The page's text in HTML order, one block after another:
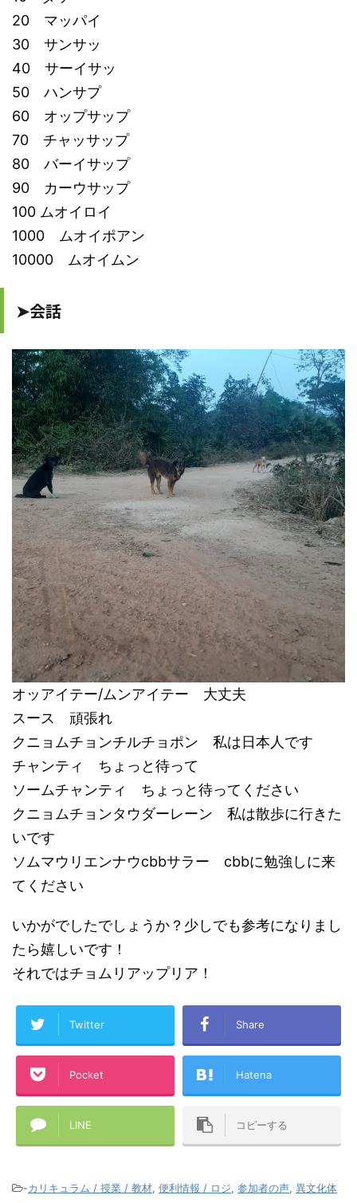
20 マッパイ
30 サンサッ
40 サーイサッ
50 ハンサプ
60 オップサップ
70 チャッサップ
80 バーイサップ
90 カーウサップ
100 ムオイロイ
1000 ムオイポアン
10000 ムオイムン
➤会話
オッアイテー/ムンアイテー 大丈夫
スース 頑張れ
クニョムチョンチルチョポン 私は日本人です
チャンティ ちょっと待って
ソームチャンティ ちょっと待ってください
クニョムチョンタウダーレーン 私は散歩に行きた
いです
ソムマウリエンナウcbbサラー cbbに勉強しに来
てください
いかがでしたでしょうか？少しでも参考になりまし
たら嬉しいです！
それではチョムリアップリア！
Twitter Share
Pocket Hatena
LINE コピーする
-カリキュラム / 授業 / 教材, 便利情報 / ロジ, 参加者の声, 異文化体